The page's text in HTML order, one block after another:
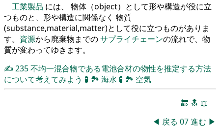
工業製品 には、 物体（object）として形や構造が役に立
つものと、形や構造に関係なく 物質
(substance,material,matter)として役に立つものがありま
す。 資源から廃棄物までのサプライチェーンの流れで、物
質が変わってゆきます。
✍ 235不均一混合物である電池合材の物性を推定する方法
について考えてみよう 🧪 🏞 海水 🧪 🏞 空気
🔚 🔝 📖
◀ 戻る 07進む ▶